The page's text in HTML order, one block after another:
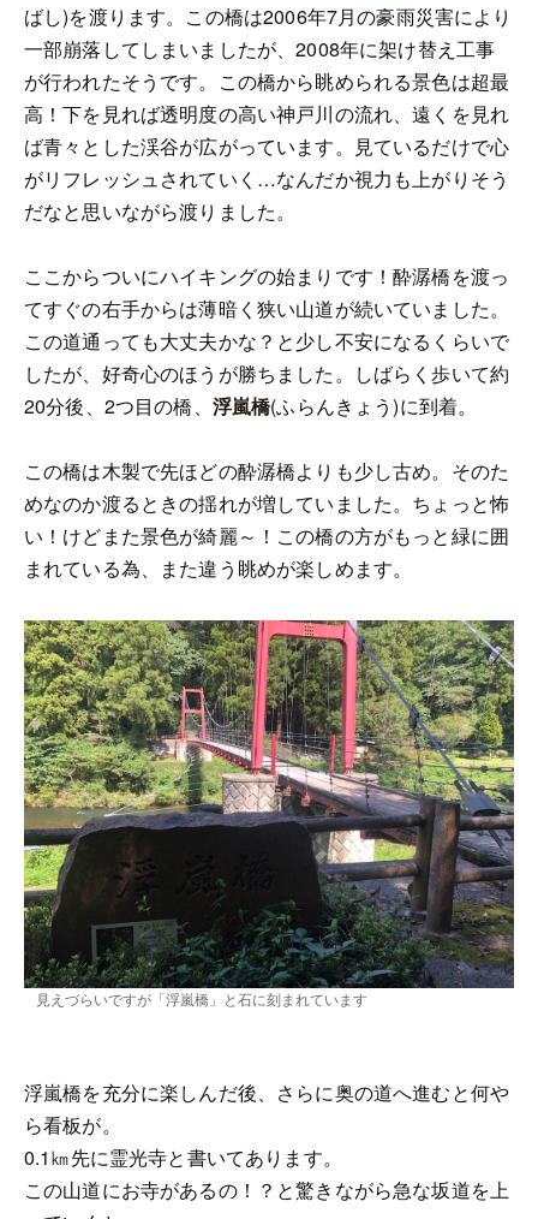
ばし)を渡ります。この橋は2006年7月の豪雨災害により
一部崩落してしまいましたが、2008年に架け替え工事
が行われたそうです。この橋から眺められる景色は超最
高！下を見れば透明度の高い神戸川の流れ、遠くを見れ
ば青々とした渓谷が広がっています。見ているだけで心
がリフレッシュされていく…なんだか視力も上がりそう
だなと思いながら渡りました。
ここからついにハイキングの始まりです！酔潺橋を渡っ
てすぐの右手からは薄暗く狭い山道が続いていました。
この道通っても大丈夫かな？と少し不安になるくらいで
したが、好奇心のほうが勝ちました。しばらく歩いて約
20分後、2つ目の橋、 浮嵐橋(ふらんきょう)に到着。
この橋は木製で先ほどの酔潺橋よりも少し古め。そのた
めなのか渡るときの揺れが増していました。ちょっと怖
い！けどまた景色が綺麗～！この橋の方がもっと緑に囲
まれている為、また違う眺めが楽しめます。
見えづらいですが「浮嵐橋」と石に刻まれています
浮嵐橋を充分に楽しんだ後、さらに奥の道へ進むと何や
ら看板が。
0.1㎞先に霊光寺と書いてあります。
この山道にお寺があるの！？と驚きながら急な坂道を上